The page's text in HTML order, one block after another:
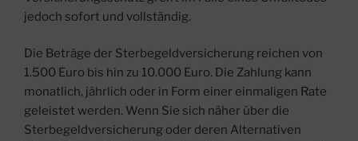
jedoch sofort und vollständig.
Die Beträge der Sterbegeldversicherung reichen von
1.500 Euro bis hin zu 10.000 Euro. Die Zahlung kann
monatlich, jährlich oder in Form einer einmaligen Rate
geleistet werden. Wenn Sie sich näher über die
Sterbegeldversicherung oder deren Alternativen